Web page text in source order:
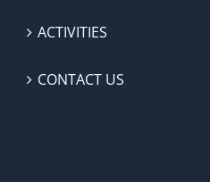
ACTIVITIES
CONTACT US